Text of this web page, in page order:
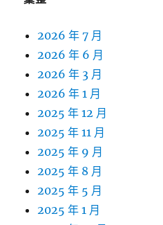
2026 年 7 月
2026 年 6 月
2026 年 3 月
2026 年 1 月
2025 年 12 月
2025 年 11 月
2025 年 9 月
2025 年 8 月
2025 年 5 月
2025 年 1 月